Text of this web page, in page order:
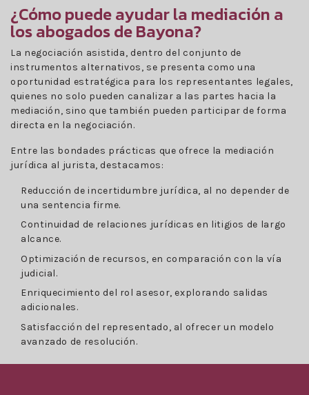
¿Cómo puede ayudar la mediación a
los abogados de Bayona?
La negociación asistida, dentro del conjunto de
instrumentos alternativos, se presenta como una
oportunidad estratégica para los representantes legales,
quienes no solo pueden canalizar a las partes hacia la
mediación, sino que también pueden participar de forma
directa en la negociación.
Entre las bondades prácticas que ofrece la mediación
jurídica al jurista, destacamos:
Reducción de incertidumbre jurídica, al no depender de
una sentencia firme.
Continuidad de relaciones jurídicas en litigios de largo
alcance.
Optimización de recursos, en comparación con la vía
judicial.
Enriquecimiento del rol asesor, explorando salidas
adicionales.
Satisfacción del representado, al ofrecer un modelo
avanzado de resolución.